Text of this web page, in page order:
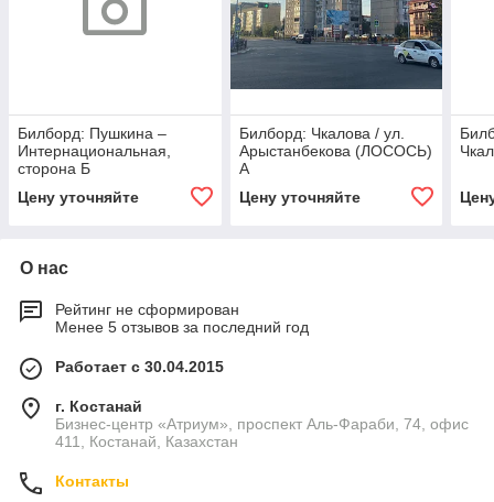
Билборд: Пушкина –
Интернациональная,
сторона Б
Цену уточняйте
Билборд: Чкалова / ул.
Арыстанбекова (ЛОСОСЬ)
А
Цену уточняйте
О нас
Рейтинг не сформирован
Менее 5 отзывов за последний год
Работает с 30.04.2015
г. Костанай
Бизнес-центр «Атриум», проспект Аль-Фараби, 74, офис
411, Костанай, Казахстан
Контакты